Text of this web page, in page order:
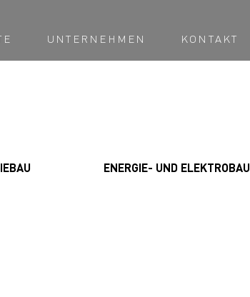
UNTERNEHMEN KONTAKT
ENERGIE- UND ELEKTROBAU